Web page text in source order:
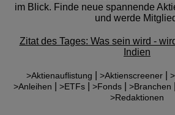
im Blick. Finde neue spannende
und werde
Zitat des Tages: Was sein wird -
Indien
>Aktienauflistung >Aktienscreener|
>Anleihen >ETFs >Fonds >Branchen
>Redaktionen